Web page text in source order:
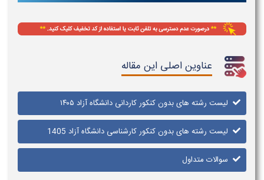
عناوین اصلی این مقاله
لیست رشته های بدون کنکور کاردانی دانشگاه آزاد ۱۴۰۵
لیست رشته های بدون کنکور کارشناسی دانشگاه آزاد 1405
سوالات متداول